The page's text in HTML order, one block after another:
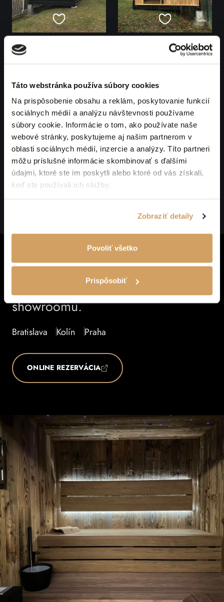
Táto webstránka používa súbory cookies
Na prispôsobenie obsahu a reklám, poskytovanie funkcií
sociálnych médií a analýzu návštevnosti používame
súbory cookie. Informácie o tom, ako používate naše
webové stránky, poskytujeme aj našim partnerom v
oblasti sociálnych médií, inzercie a analýzy. Títo partneri
môžu príslušné informácie skombinovať s ďalšími
údajmi, ktoré ste im poskytli alebo ktoré od vás získali,
keď ste používali ich služby.
Zobraziť detaily
Povoliť všetko
Prispôsobiť
Chcete vidieť našu prácu naživo?
showroomu.
Bratislava Kolín Praha
ONLINE REZERVÁCIA